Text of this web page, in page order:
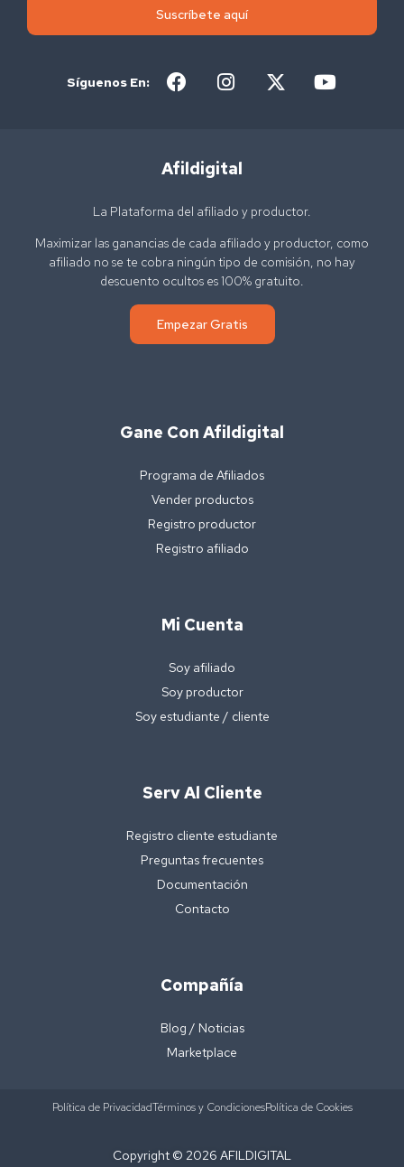
Suscríbete aquí
Síguenos En:
Afildigital
La Plataforma del afiliado y productor.
Maximizar las ganancias de cada afiliado y productor, como
afiliado no se te cobra ningún tipo de comisión, no hay
descuento ocultos es 100% gratuito.
Empezar Gratis
Gane Con Afildigital
Programa de Afiliados
Vender productos
Registro productor
Registro afiliado
Mi Cuenta
Soy afiliado
Soy productor
Soy estudiante / cliente
Serv Al Cliente
Registro cliente estudiante
Preguntas frecuentes
Documentación
Contacto
Compañía
Blog / Noticias
Marketplace
Política de PrivacidadTérminos y CondicionesPolítica de Cookies
Copyright © 2026 AFILDIGITAL